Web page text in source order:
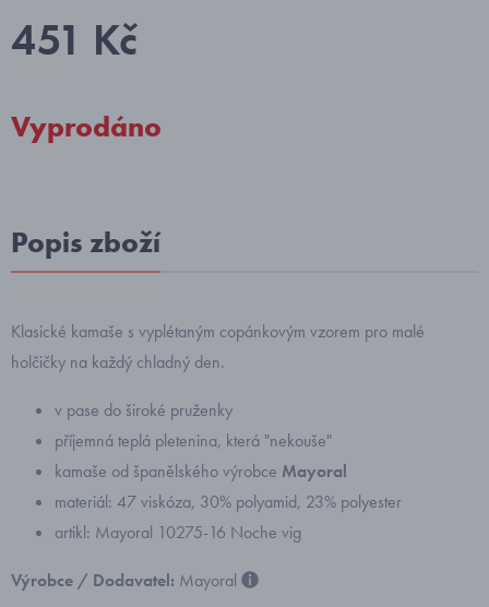
451 Kč
Vyprodáno
Popis zboží
Klasické kamaše s vyplétaným copánkovým vzorem pro malé
holčičky na každý chladný den.
v pase do široké pruženky
příjemná teplá pletenina, která "nekouše"
kamaše od španělského výrobce Mayoral
materiál: 47 viskóza, 30% polyamid, 23% polyester
artikl: Mayoral 10275-16 Noche vig
Výrobce / Dodavatel: Mayoral